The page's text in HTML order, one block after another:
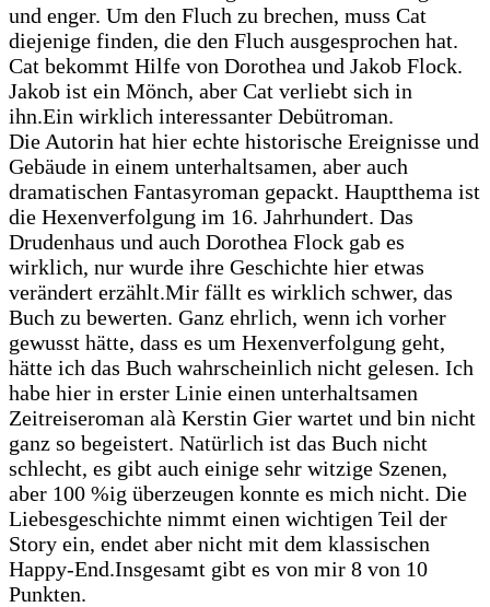
und enger. Um den Fluch zu brechen, muss Cat
diejenige finden, die den Fluch ausgesprochen hat.
Cat bekommt Hilfe von Dorothea und Jakob Flock.
Jakob ist ein Mönch, aber Cat verliebt sich in
ihn.Ein wirklich interessanter Debütroman.
Die Autorin hat hier echte historische Ereignisse und
Gebäude in einem unterhaltsamen, aber auch
dramatischen Fantasyroman gepackt. Hauptthema ist
die Hexenverfolgung im 16. Jahrhundert. Das
Drudenhaus und auch Dorothea Flock gab es
wirklich, nur wurde ihre Geschichte hier etwas
verändert erzählt.Mir fällt es wirklich schwer, das
Buch zu bewerten. Ganz ehrlich, wenn ich vorher
gewusst hätte, dass es um Hexenverfolgung geht,
hätte ich das Buch wahrscheinlich nicht gelesen. Ich
habe hier in erster Linie einen unterhaltsamen
Zeitreiseroman alà Kerstin Gier wartet und bin nicht
ganz so begeistert. Natürlich ist das Buch nicht
schlecht, es gibt auch einige sehr witzige Szenen,
aber 100 %ig überzeugen konnte es mich nicht. Die
Liebesgeschichte nimmt einen wichtigen Teil der
Story ein, endet aber nicht mit dem klassischen
Happy-End.Insgesamt gibt es von mir 8 von 10
Punkten.